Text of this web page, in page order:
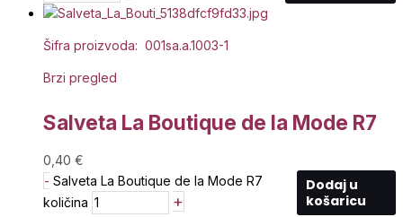
Šifra proizvoda: 001sa.a.1003-1
Brzi pregled
Salveta La Boutique de la Mode R7
0,40 €
- Salveta La Boutique de la Mode R7
količina
+
Dodaj u
košaricu